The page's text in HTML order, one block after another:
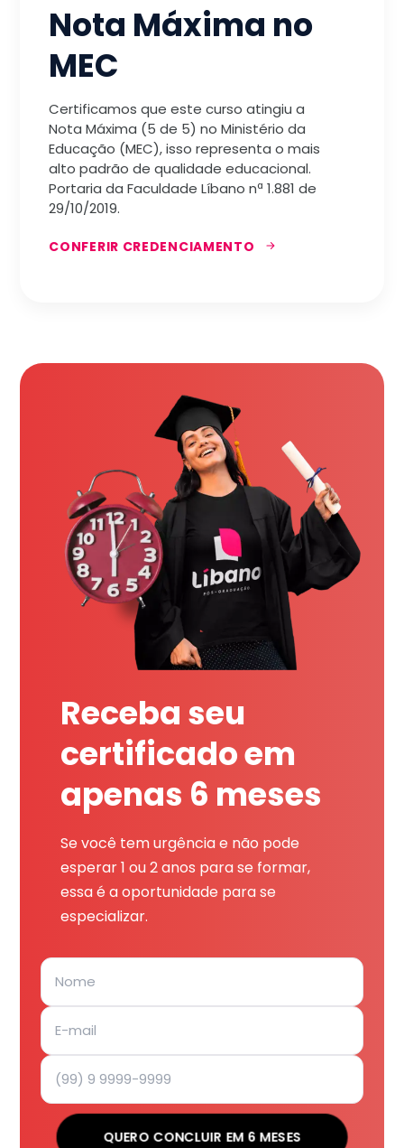
Nota Máxima no
MEC
Certificamos que este curso atingiu a
Nota Máxima (5 de 5) no Ministério da
Educação (MEC), isso representa o mais
alto padrão de qualidade educacional.
Portaria da Faculdade Líbano nª 1.881 de
29/10/2019.
CONFERIR CREDENCIAMENTO
Receba seu
certificado em
apenas 6 meses
Se você tem urgência e não pode
esperar 1 ou 2 anos para se formar,
essa é a oportunidade para se
especializar.
QUERO CONCLUIR EM 6 MESES